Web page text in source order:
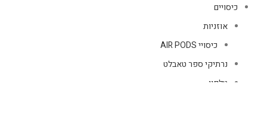
כיסויים
אוזניות
כיסויי AIR PODS
נרתיקי ספר טאבלט
טלפון